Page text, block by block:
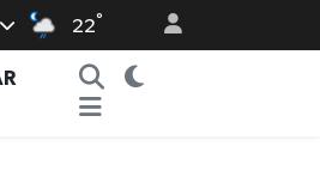
22°